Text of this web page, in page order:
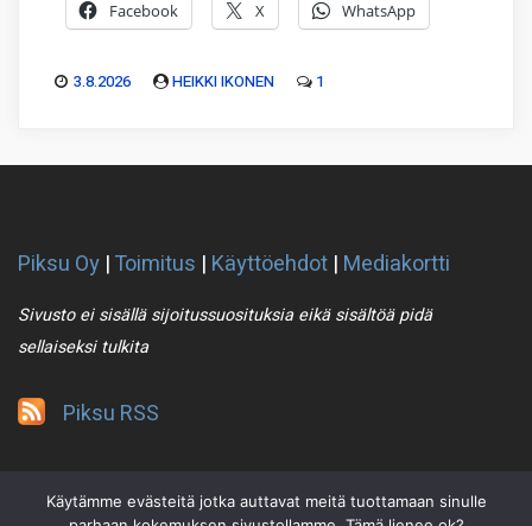
Facebook X WhatsApp
3.8.2026 HEIKKI IKONEN 1
Piksu Oy |Toimitus | Käyttöehdot | Mediakortti
Sivusto ei sisällä sijoitussuosituksia eikä sisältöä pidä
sellaiseksi tulkita
Piksu RSS
Käytämme evästeitä jotka auttavat meitä tuottamaan sinulle